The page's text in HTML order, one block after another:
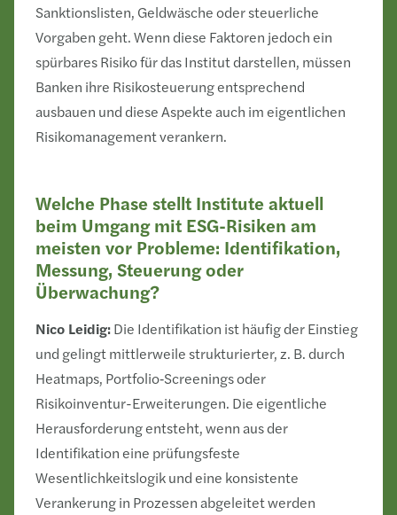
Sanktionslisten, Geldwäsche oder steuerliche
Vorgaben geht. Wenn diese Faktoren jedoch ein
spürbares Risiko für das Institut darstellen, müssen
Banken ihre Risikosteuerung entsprechend
ausbauen und diese Aspekte auch im eigentlichen
Risikomanagement verankern.
Welche Phase stellt Institute aktuell
beim Umgang mit ESG-Risiken am
meisten vor Probleme: Identifikation,
Messung, Steuerung oder
Überwachung?
Nico Leidig:Die Identifikation ist häufig der Einstieg
und gelingt mittlerweile strukturierter, z. B. durch
Heatmaps, Portfolio‑Screenings oder
Risikoinventur-Erweiterungen. Die eigentliche
Herausforderung entsteht, wenn aus der
Identifikation eine prüfungsfeste
Wesentlichkeitslogik und eine konsistente
Verankerung in Prozessen abgeleitet werden